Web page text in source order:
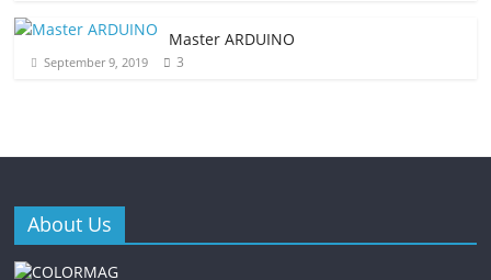
Master ARDUINO
September 9, 2019 3
About Us